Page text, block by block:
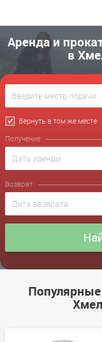
Аренда и
в
Вернуть в том же месте
Получение
Возврат